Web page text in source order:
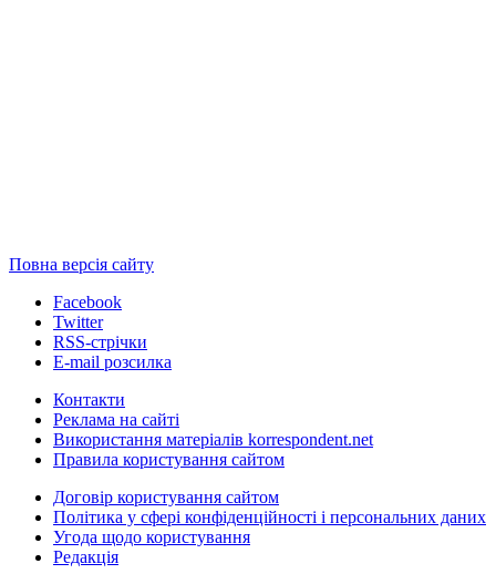
Повна версія сайту
Facebook
Twitter
RSS-стрічки
E-mail розсилка
Контакти
Реклама на сайті
Використання матеріалів korrespondent.net
Правила користування сайтом
Договір користування сайтом
Політика у сфері конфіденційності і персональних даних
Угода щодо користування
Редакція